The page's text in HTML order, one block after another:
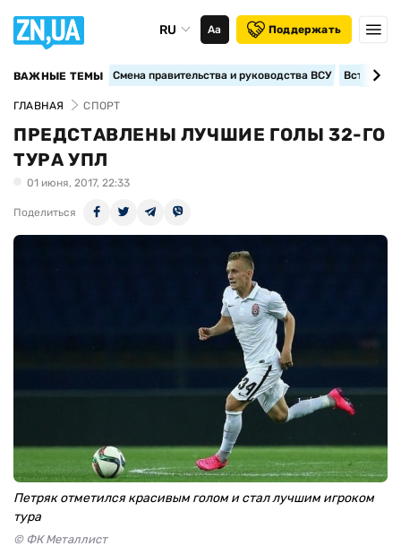
RU Аа Поддержать
ВАЖНЫЕ ТЕМЫ Смена правительства и руководства ВСУ
ГЛАВНАЯ СПОРТ
ПРЕДСТАВЛЕНЫ ЛУЧШИЕ ГОЛЫ 32-ГО
ТУРА УПЛ
01 июня, 2017, 22:33
Поделиться
Петряк отметился красивым голом и стал лучшим игроком
тура
© ФК Металлист